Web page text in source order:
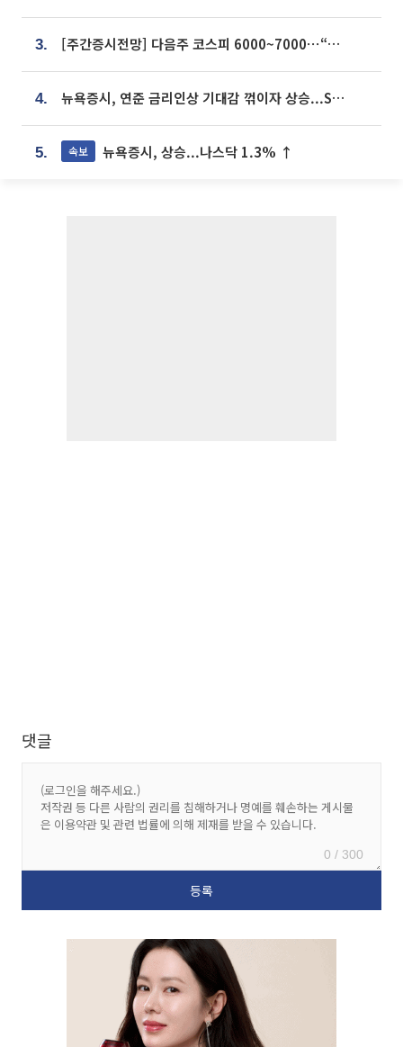
3. [주간증시전망] 다음주 코스피 6000~7000⋯“外人 수급은 정책이 변수”
4. 뉴욕증시, 연준 금리인상 기대감 꺾이자 상승...S&P500 사상 최고치 [종합]
5. 속보 뉴욕증시, 상승...나스닥 1.3% ↑
댓글
0 / 300